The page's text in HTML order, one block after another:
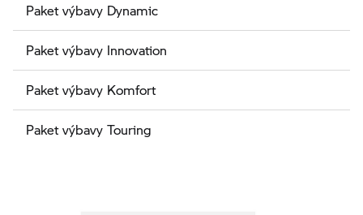
Paket výbavy Dynamic
Paket výbavy Innovation
Paket výbavy Komfort
Paket výbavy Touring